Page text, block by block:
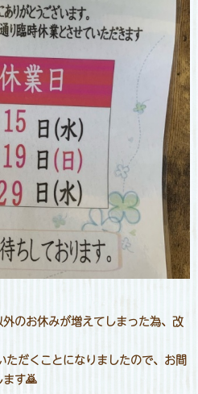
のお休みが増えてしまった為、改
だくことになりましたので、お間
す🙇